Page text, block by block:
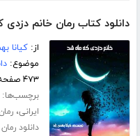
دانلود کتاب رمان خانم
از:کیانا
موضوع:
۴۷۳ صفحه
ایرانی،
دانلود